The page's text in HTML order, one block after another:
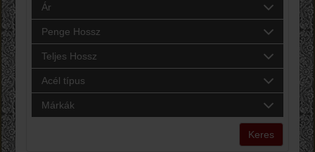
Ár
Penge Hossz
Teljes Hossz
Acél típus
Márkák
Keres